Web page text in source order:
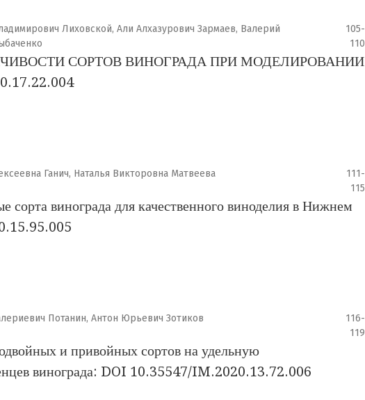
Лиховской, Али Алхазурович Зармаев, Валерий
105-
110
СОРТОВ ВИНОГРАДА ПРИ МОДЕЛИРОВАНИИ
Ганич, Наталья Викторовна Матвеева
111-
115
сорта винограда для качественного виноделия в Нижнем
Потанин, Антон Юрьевич Зотиков
116-
119
и привойных сортов на удельную
винограда: DOI 10.35547/IM.2020.13.72.006